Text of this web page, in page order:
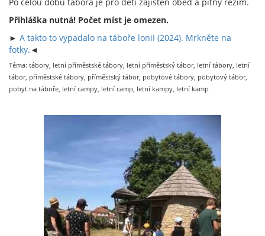
Přihláška nutná! Počet míst je omezen.
► A takto to vypadalo na táboře loniI (2024). Mrkněte na
fotky. ◄
Téma: tábory, letní příměstské tábory, letní příměstský tábor, letní tábory, letní
tábor, příměstské tábory, příměstský tábor, pobytové tábory, pobytový tábor,
pobyt na táboře, letní campy, letní camp, letní kampy, letní kamp